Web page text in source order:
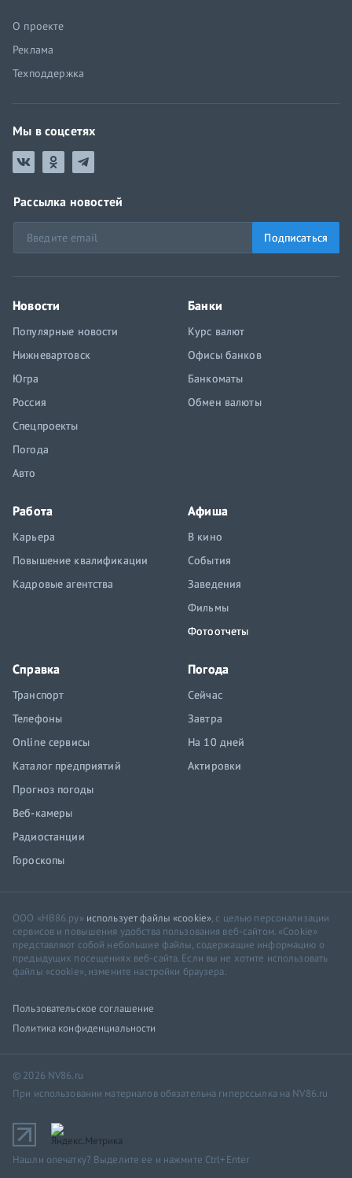
О проекте
Реклама
Техподдержка
Мы в соцсетях
Рассылка новостей
Подписаться
Новости
Популярные новости
Нижневартовск
Югра
Россия
Спецпроекты
Погода
Авто
Банки
Курс валют
Офисы банков
Банкоматы
Обмен валюты
Работа
Карьера
Повышение квалификации
Кадровые агентства
Афиша
В кино
События
Заведения
Фильмы
Фотоотчеты
Справка
Транспорт
Телефоны
Online сервисы
Каталог предприятий
Прогноз погоды
Веб-камеры
Радиостанции
Гороскопы
Погода
Сейчас
Завтра
На 10 дней
Актировки
ООО «НВ86.ру» использует файлы «cookie», с целью персонализации
сервисов и повышения удобства пользования веб-сайтом. «Cookie»
представляют собой небольшие файлы, содержащие информацию о
предыдущих посещениях веб-сайта. Если вы не хотите использовать
файлы «cookie», измените настройки браузера.
Пользовательское соглашение
Политика конфиденциальности
© 2026 NV86.ru
При использовании материалов обязательна гиперссылка на NV86.ru
Нашли опечатку? Выделите ее и нажмите Ctrl+Enter